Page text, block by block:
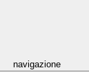
navigazione